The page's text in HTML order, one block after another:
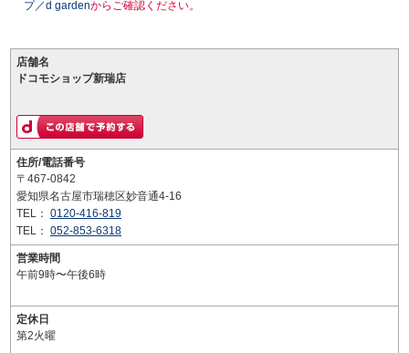
プ／d gardenからご確認ください。
店舗名
ドコモショップ新瑞店
住所/電話番号
〒467-0842
愛知県名古屋市瑞穂区妙音通4-16
TEL： 0120-416-819
TEL： 052-853-6318
営業時間
午前9時〜午後6時
定休日
第2火曜